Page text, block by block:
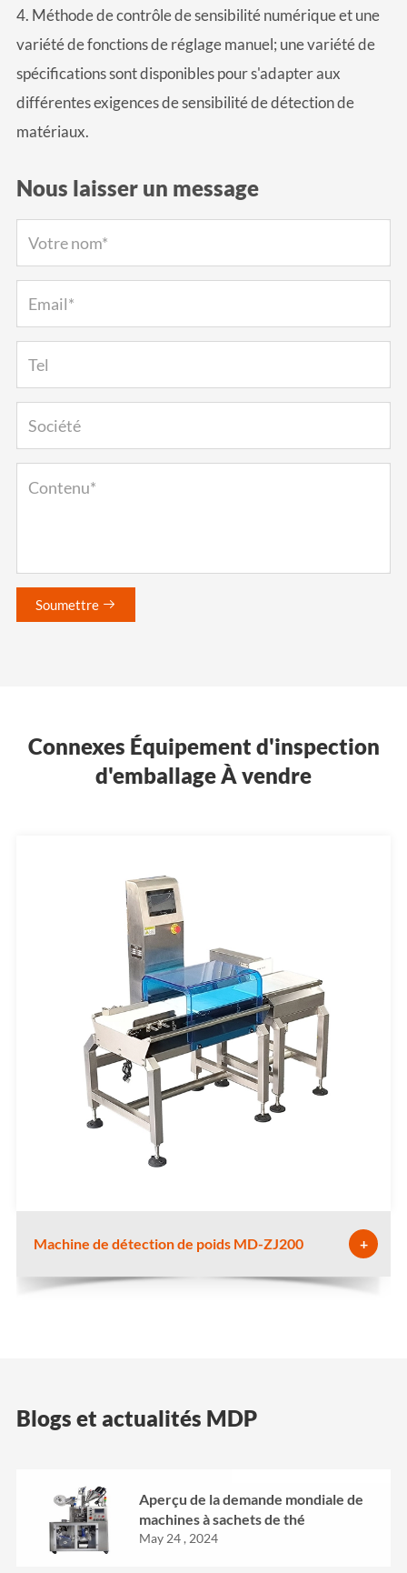
4. Méthode de contrôle de sensibilité numérique et une
variété de fonctions de réglage manuel; une variété de
spécifications sont disponibles pour s'adapter aux
différentes exigences de sensibilité de détection de
matériaux.
Nous laisser un message
Soumettre 
Connexes Équipement d'inspection
d'emballage À vendre
Machine de détection de poids MD-ZJ200 +
Blogs et actualités MDP
Aperçu de la demande mondiale de
machines à sachets de thé
May 24 , 2024